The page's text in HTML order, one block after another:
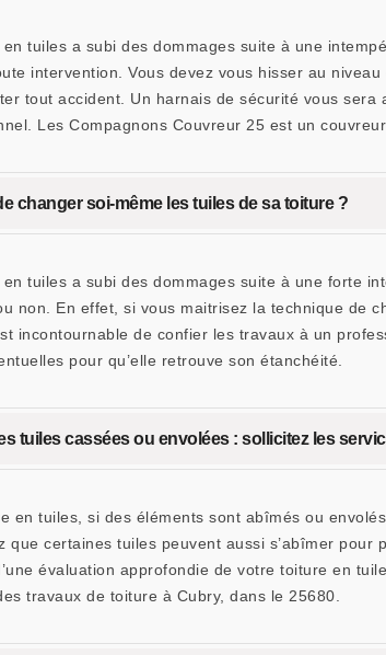
tuiles a subi des dommages suite à une
intervention. Vous devez vous hisser au
tout accident. Un harnais de sécurité vous
Les Compagnons Couvreur 25 est un
changer soi-même les tuiles de sa toiture ?
tuiles a subi des dommages suite à une forte
non. En effet, si vous maitrisez la technique de
incontournable de confier les travaux à un
pour qu’elle retrouve son étanchéité.
tuiles cassées ou envolées : sollicitez les
en tuiles, si des éléments sont abîmés ou
que certaines tuiles peuvent aussi s’abîmer
évaluation approfondie de votre toiture en
travaux de toiture à Cubry, dans le 25680.